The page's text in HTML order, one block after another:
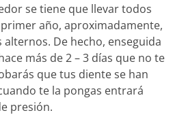
se tiene que llevar todos
año, aproximadamente,
alternos. De hecho, enseguida
más de 2 – 3 días que no te
que tus diente se han
te la pongas entrará
presión.